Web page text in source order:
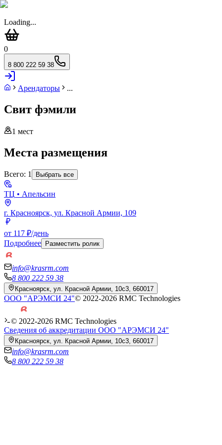
Loading...
0
8 800 222 59 38
Арендаторы ...
Свит фэмили
1 мест
Места размещения
Всего: 1 Выбрать все
ТЦ • Апельсин
г. Красноярск, ул. Красной Армии, 109
от 117 ₽/день
Подробнее Разместить ролик
info@krasrm.com
8 800 222 59 38
Красноярск, ул. Красной Армии, 10с3, 660017
ООО "АРЭМСИ 24"© 2022-2026 RMC Technologies
© 2022-2026 RMC Technologies
Сведения об аккредитации ООО "АРЭМСИ 24"
Красноярск, ул. Красной Армии, 10с3, 660017
info@krasrm.com
8 800 222 59 38